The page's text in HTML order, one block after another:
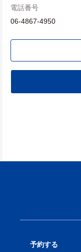
電話番号
06-4867-4950
予約する